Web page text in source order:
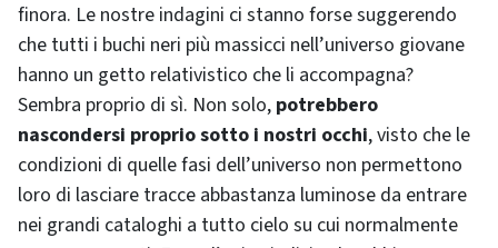
finora. Le nostre indagini ci stanno forse suggerendo
che tutti i buchi neri più massicci nell’universo giovane
hanno un getto relativistico che li accompagna?
Sembra proprio di sì. Non solo, potrebbero
nascondersi proprio sotto i nostri occhi, visto che le
condizioni di quelle fasi dell’universo non permettono
loro di lasciare tracce abbastanza luminose da entrare
nei grandi cataloghi a tutto cielo su cui normalmente